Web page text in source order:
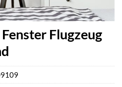
Flugzeug